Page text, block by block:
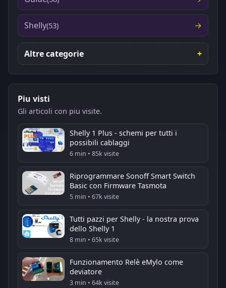
Shelly(53)
Altre categorie
Piu visti
Gli articoli con piu visite.
Shelly 1 Plus - schemi per tutti i
possibili cablaggi
6 min • 85k visite
Riprogrammare Sonoff Smart Switch
Basic con Firmware Tasmota
5 min • 67k visite
Tutti pazzi per Shelly - la nostra prova
dello Shelly 1
8 min • 65k visite
Funzionamento Relè eMylo come
deviatore
3 min • 64k visite